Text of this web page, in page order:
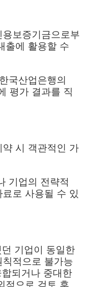
보증기금으로부
출에 활용할 수
국산업은행의
평가 결과를 직
시 객관적인 가
기업의 전략적
로 사용될 수 있
기업이 동일한
적으로 불가능
되거나 중대한
적으로 검토 후